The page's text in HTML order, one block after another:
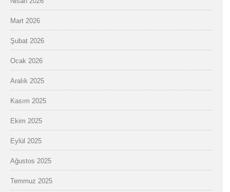
Mart 2026
Şubat 2026
Ocak 2026
Aralık 2025
Kasım 2025
Ekim 2025
Eylül 2025
Ağustos 2025
Temmuz 2025